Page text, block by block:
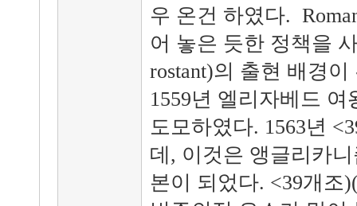
우 온건 하였다.
어 놓은 듯한 정책을
rostant)의 출현 배경이
1559년 엘리자베드
도모하였다. 1563년
데, 이것은 앵글리카
본이 되었다. <39개조